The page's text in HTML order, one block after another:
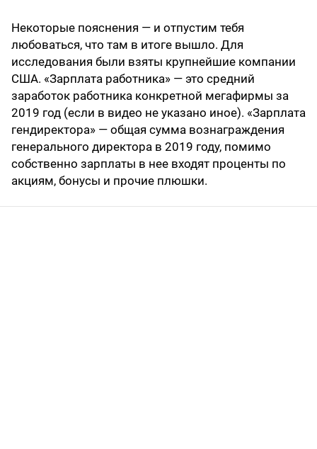
Некоторые пояснения — и отпустим тебя
любоваться, что там в итоге вышло. Для
исследования были взяты крупнейшие компании
США. «Зарплата работника» — это средний
заработок работника конкретной мегафирмы за
2019 год (если в видео не указано иное). «Зарплата
гендиректора» — общая сумма вознаграждения
генерального директора в 2019 году, помимо
собственно зарплаты в нее входят проценты по
акциям, бонусы и прочие плюшки.